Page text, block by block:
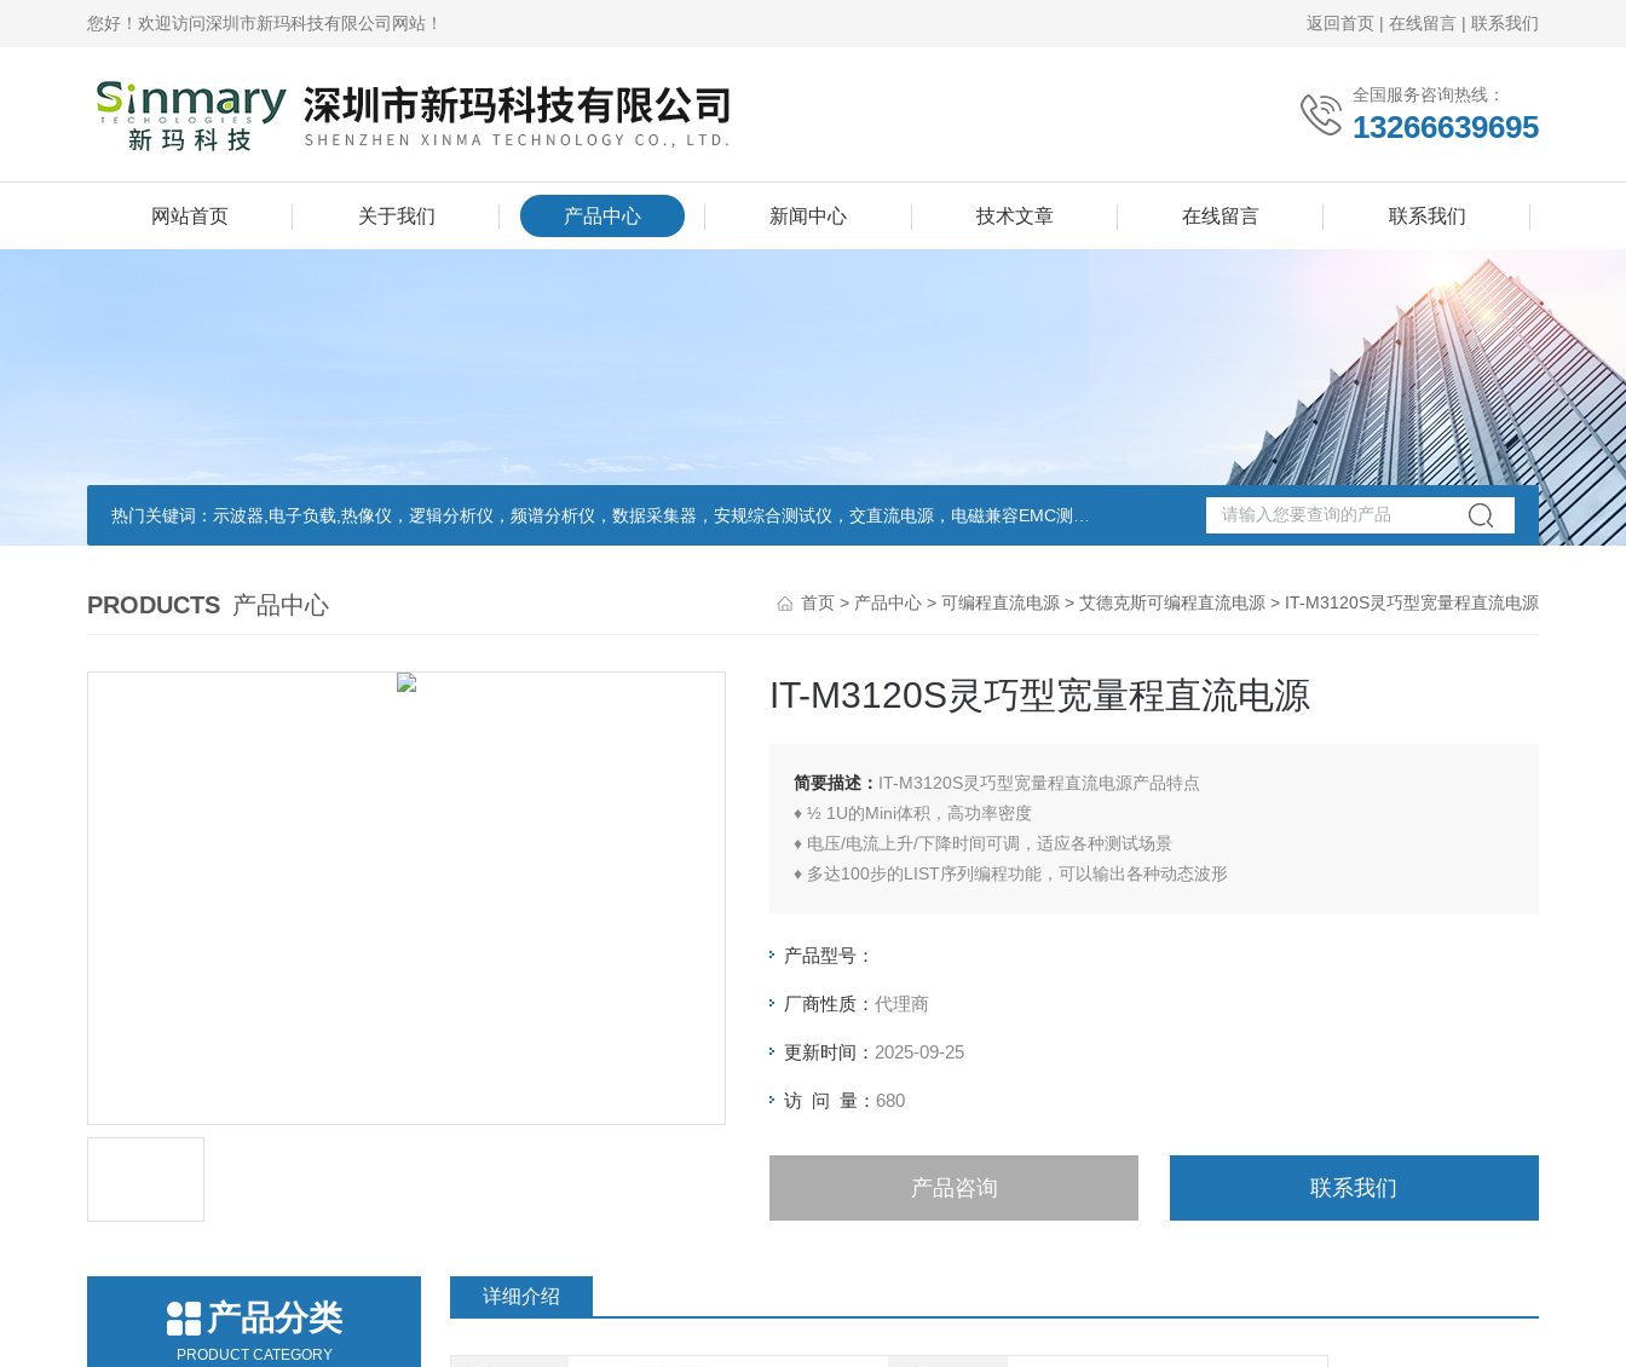
您好！欢迎访问深圳市新玛科技有限公司网站！ 返回首页 | 在线留言 | 联系我们
全国服务咨询热线：
13266639695
网站首页 关于我们 产品中心 新闻中心 技术文章 在线留言 联系我们
热门关键词： 示波器,电子负载,热像仪，逻辑分析仪，频谱分析仪，数据采集器，安规综合测试仪，交直流电源，电磁兼容EMC测试和EMC整改的解决方案，
PRODUCTS 产品中心 首页 > 产品中心 > 可编程直流电源 > 艾德克斯可编程直流电源 > IT-M3120S灵巧型宽量程直流电源
IT-M3120S灵巧型宽量程直流电源
简要描述： IT-M3120S灵巧型宽量程直流电源产品特点
♦ ½ 1U的Mini体积，高功率密度
♦ 电压/电流上升/下降时间可调，适应各种测试场景
♦ 多达100步的LIST序列编程功能，可以输出各种动态波形
♦ 多通道独立控制，一个通讯卡即可控制多达16个通道，可达256通道
产品型号：
厂商性质： 代理商
更新时间： 2025-09-25
访 问 量： 680
产品咨询 联系我们
产品分类
PRODUCT CATEGORY
详细介绍